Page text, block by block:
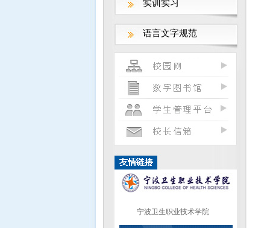
实训实习
语言文字规范
宁波卫生职业技术学院